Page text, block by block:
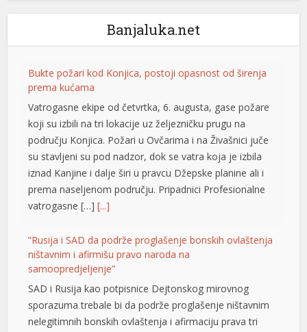
Banjaluka.net
Bukte požari kod Konjica, postoji opasnost od širenja
prema kućama
Vatrogasne ekipe od četvrtka, 6. augusta, gase požare
koji su izbili na tri lokacije uz željezničku prugu na
području Konjica. Požari u Ovčarima i na Živašnici juče
su stavljeni su pod nadzor, dok se vatra koja je izbila
iznad Kanjine i dalje širi u pravcu Džepske planine ali i
prema naseljenom području. Pripadnici Profesionalne
vatrogasne […][...]
”Rusija i SAD da podrže proglašenje bonskih ovlaštenja
ništavnim i afirmišu pravo naroda na
samoopredjeljenje”
SAD i Rusija kao potpisnice Dejtonskog mirovnog
sporazuma trebale bi da podrže proglašenje ništavnim
nelegitimnih bonskih ovlaštenja i afirmaciju prava tri